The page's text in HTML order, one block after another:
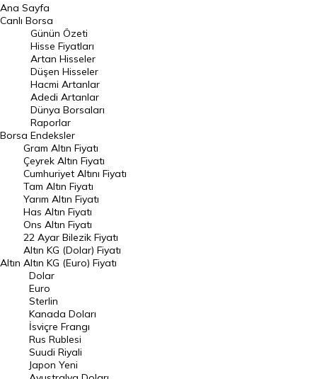
BIST 100 Hisseleri
En Çok Artan Hisseler
En Çok Düşen Hisseler
Hacmi Artanlar
Geçmiş Kapanışlar
Dünya Borsaları
Raporlar
Endeksler
DÖVİZ
Döviz Kuru
Dolar Kuru
Euro Kuru
Pound Kuru
Frank Kuru
Riyal Kuru
Avustralya Doları
Ana Sayfa
Canlı Borsa
Borsa
Günün Özeti
Hisse Fiyatları
Artan Hisseler
Düşen Hisseler
Hacmi Artanlar
Adedi Artanlar
Dünya Borsaları
Raporlar
Endeksler
Altın
Gram Altın Fiyatı
Çeyrek Altın Fiyatı
Cumhuriyet Altını Fiyatı
Tam Altın Fiyatı
Yarım Altın Fiyatı
Has Altın Fiyatı
Ons Altın Fiyatı
22 Ayar Bilezik Fiyatı
Altın KG (Dolar) Fiyatı
Altın KG (Euro) Fiyatı
Dolar
Euro
Sterlin
Kanada Doları
İsviçre Frangı
Rus Rublesi
Suudi Riyali
Japon Yeni